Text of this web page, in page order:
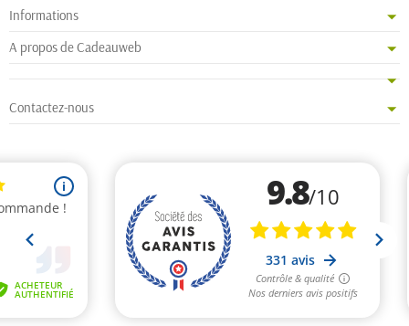
Informations
A propos de Cadeauweb
Contactez-nous